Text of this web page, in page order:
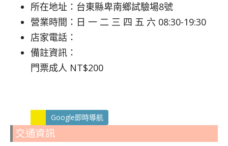
所在地址：台東縣卑南鄉試驗場8號
營業時間：日 一 二 三 四 五 六 08:30-19:30
店家電話：
備註資訊：
門票成人 NT$200
Google即時導航
交通資訊